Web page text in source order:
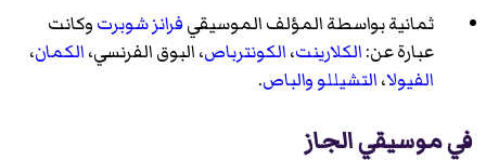
ثمانية بواسطة المؤلف الموسيقيفرانز شوبرتوكانت
عبارة عن:الكلارينت،الكونترباص،البوق الفرنسي،الكمان،
الفيولا،التشيللووالباص.
في موسيقي الجاز